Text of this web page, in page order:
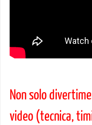
Non solo
video (tecnica,